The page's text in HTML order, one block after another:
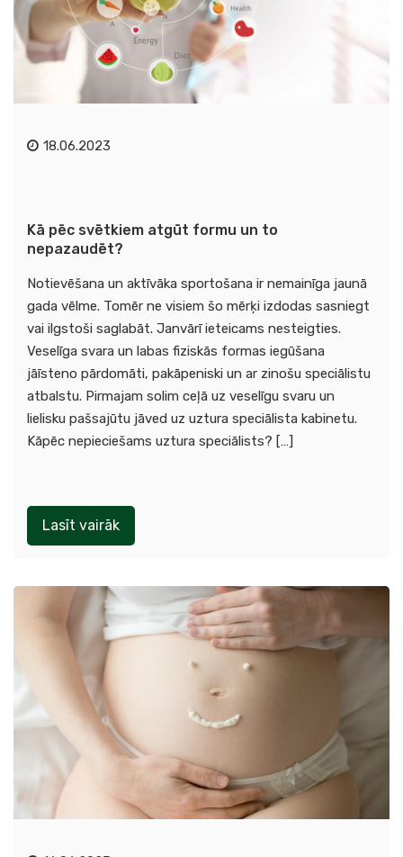
18.06.2023
Kā pēc svētkiem atgūt formu un to
nepazaudēt?
Notievēšana un aktīvāka sportošana ir nemainīga jaunā
gada vēlme. Tomēr ne visiem šo mērķi izdodas sasniegt
vai ilgstoši saglabāt. Janvārī ieteicams nesteigties.
Veselīga svara un labas fiziskās formas iegūšana
jāīsteno pārdomāti, pakāpeniski un ar zinošu speciālistu
atbalstu. Pirmajam solim ceļā uz veselīgu svaru un
lielisku pašsajūtu jāved uz uztura speciālista kabinetu.
Kāpēc nepieciešams uztura speciālists? […]
Lasīt vairāk